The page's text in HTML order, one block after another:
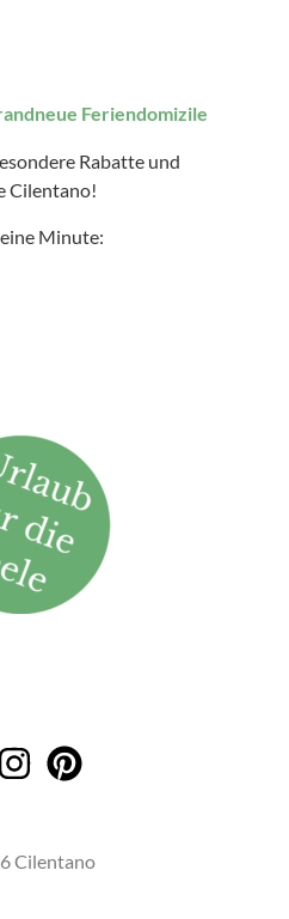
Feriendomizile
Rabatte und
Cilentano!
Minute:
Cilentano